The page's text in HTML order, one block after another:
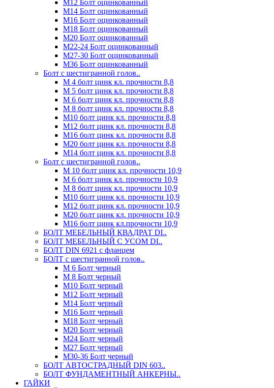
М12 Болт оцинкованный
М14 Болт оцинкованный
М16 Болт оцинкованный
М18 Болт оцинкованный
М20 Болт оцинкованный
М22-24 Болт оцинкованный
М27-30 Болт оцинкованный
М36 Болт оцинкованный
Болт с шестигранной голов..
М 4 болт цинк кл. прочности 8,8
М 5 болт цинк кл. прочности 8,8
М 6 болт цинк кл. прочности 8,8
М 8 болт цинк кл. прочности 8,8
М10 болт цинк кл. прочности 8,8
М12 болт цинк кл. прочности 8,8
М16 болт цинк кл. прочности 8,8
М20 болт цинк кл. прочности 8,8
М14 болт цинк кл. прочности 8,8
Болт с шестигранной голов..
М 10 болт цинк кл. прочности 10,9
М 6 болт цинк кл. прочности 10,9
М 8 болт цинк кл. прочности 10,9
М10 болт цинк кл. прочности 10,9
М12 болт цинк кл. прочности 10,9
М20 болт цинк кл. прочности 10,9
М16 болт цинк кл.прочности 10,9
БОЛТ МЕБЕЛЬНЫЙ КВАДРАТ DI..
БОЛТ МЕБЕЛЬНЫЙ С УСОМ DI..
БОЛТ DIN 6921 c фланцем
БОЛТ с шестигранной голов..
М 6 Болт черный
М 8 Болт черный
М10 Болт черный
М12 Болт черный
М14 Болт черный
М16 Болт черный
М18 Болт черный
М20 Болт черный
М24 Болт черный
М27 Болт черный
М30-36 Болт черный
БОЛТ АВТОСТРАДНЫЙ DIN 603..
БОЛТ ФУНДАМЕНТНЫЙ АНКЕРНЫ..
ГАЙКИ